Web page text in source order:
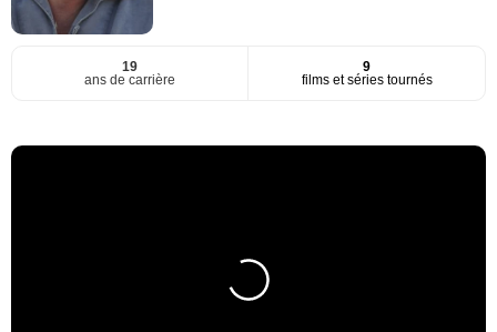
19
ans de carrière
9
films et séries tournés